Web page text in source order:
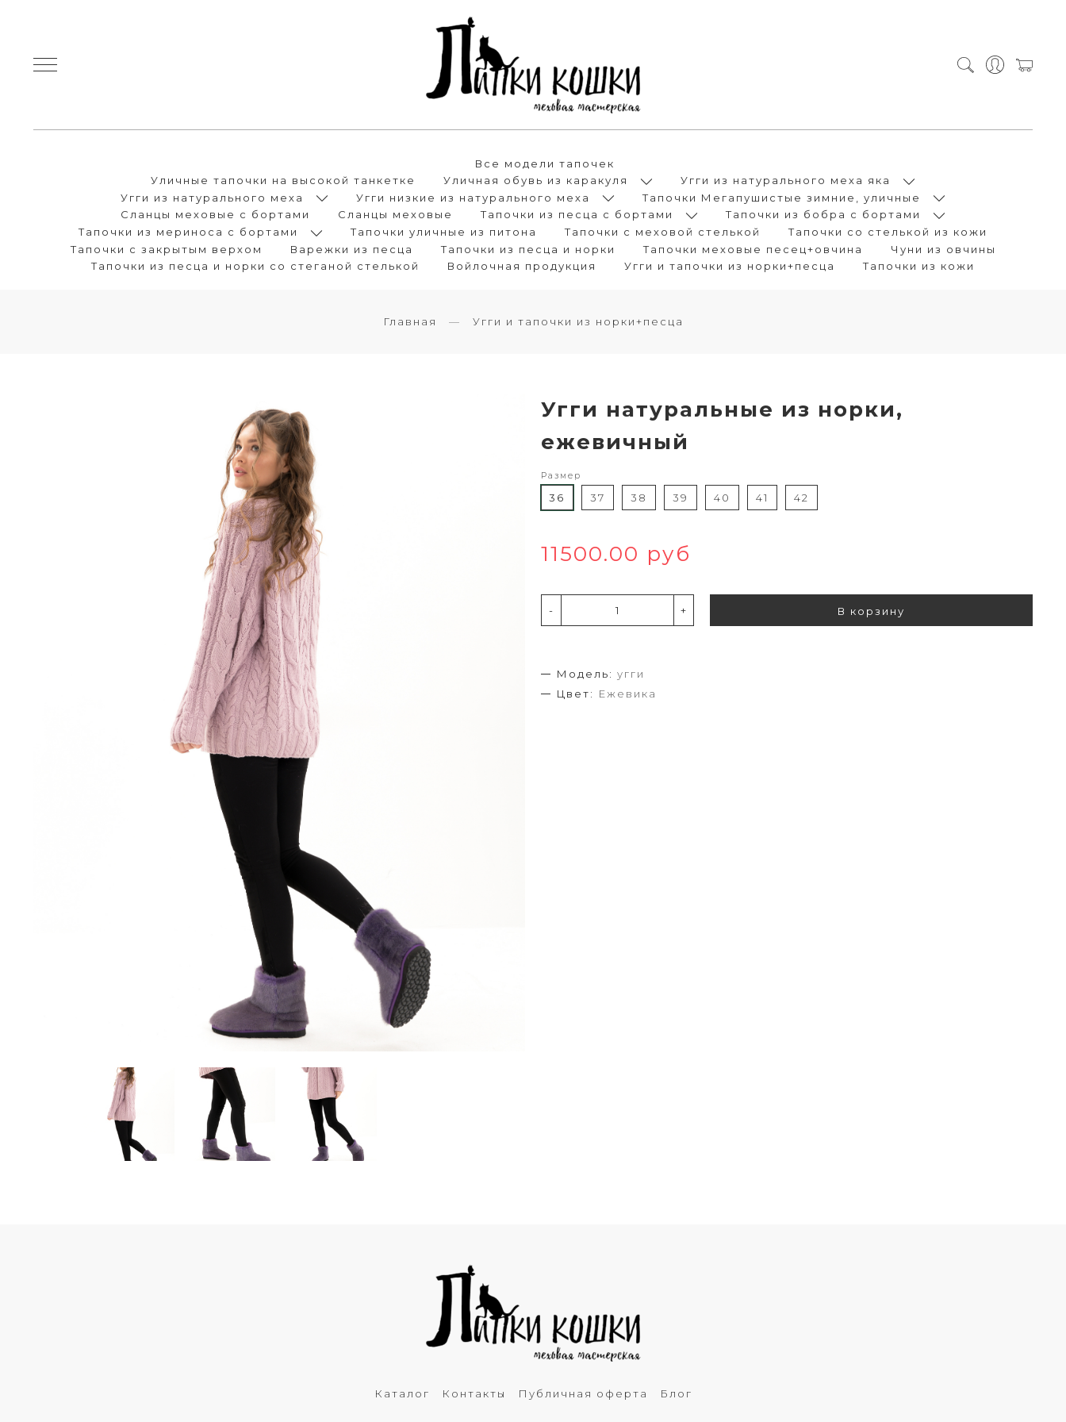
Все модели тапочек
Уличные тапочки на высокой танкетке
Уличная обувь из каракуля
Угги из натурального меха яка
Угги из натурального меха
Угги низкие из натурального меха
Тапочки Мегапушистые зимние, уличные
Сланцы меховые с бортами
Сланцы меховые Тапочки из песца с бортами
Тапочки из бобра с бортами
Тапочки из мериноса с бортами
Тапочки уличные из питона Тапочки с меховой стелькой
Тапочки со стелькой из кожи
Тапочки с закрытым верхом
Варежки из песца Тапочки из песца и норки Тапочки меховые песец+овчина
Чуни из овчины
Тапочки из песца и норки со стеганой стелькой
Войлочная продукция Угги и тапочки из норки+песца Тапочки из кожи
Главная Угги и тапочки из норки+песца
Угги натуральные из норки,
ежевичный
Размер
36 37 38 39 40 41 42
11500.00 руб
- + В корзину
Модель: угги
Цвет:
Ежевика
Каталог Контакты Публичная оферта Блог